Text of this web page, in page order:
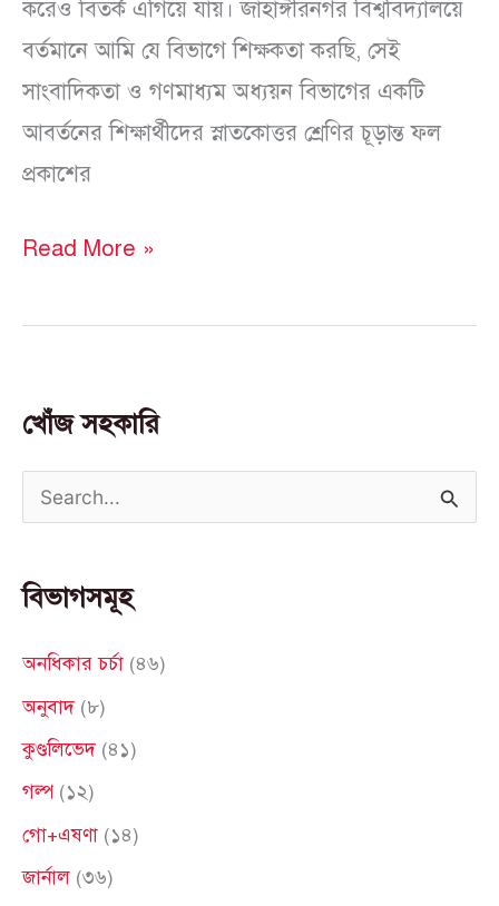
করেও বিতর্ক এগিয়ে যায়। জাহাঙ্গীরনগর বিশ্ববিদ্যালয়ে
বর্তমানে আমি যে বিভাগে শিক্ষকতা করছি, সেই
সাংবাদিকতা ও গণমাধ্যম অধ্যয়ন বিভাগের একটি
আবর্তনের শিক্ষার্থীদের স্নাতকোত্তর শ্রেণির চূড়ান্ত ফল
প্রকাশের
Read More »
খোঁজ সহকারি
a
r
c
o
:
বিভাগসমূহ
অনধিকার চর্চা (৪৬)
অনুবাদ(৮)
কুণ্ডলিভেদ(৪১)
গল্প(১২)
গো+এষণা (১৪)
জার্নাল (৩৬)